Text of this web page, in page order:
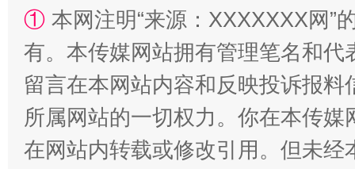
阿坝州三大球赛在茂县开幕 规模
① 本网注明“来源：XXXXXXX网”
有。本传媒网站拥有管理笔名和
留言在本网站内容和反映投诉报
所属网站的一切权力。你在本传
在网站内转载或修改引用。但未